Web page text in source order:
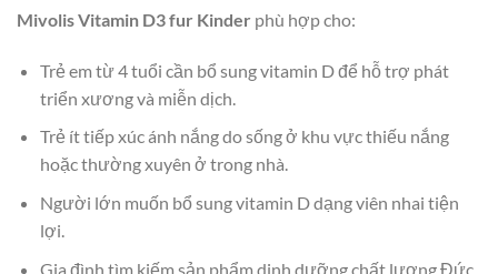
Mivolis Vitamin D3 fur Kinder phù hợp cho:
Trẻ em từ 4 tuổi cần bổ sung vitamin D để hỗ trợ phát
triển xương và miễn dịch.
Trẻ ít tiếp xúc ánh nắng do sống ở khu vực thiếu nắng
hoặc thường xuyên ở trong nhà.
Người lớn muốn bổ sung vitamin D dạng viên nhai tiện
lợi.
Gia đình tìm kiếm sản phẩm dinh dưỡng chất lượng Đức